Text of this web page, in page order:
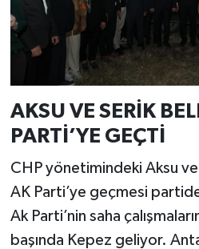
AKSU VE SERİK
PARTİ’YE GEÇTİ
CHP yönetimindeki Aksu
AK Parti’ye geçmesi
Ak Parti’nin saha
başında Kepez geliyor.